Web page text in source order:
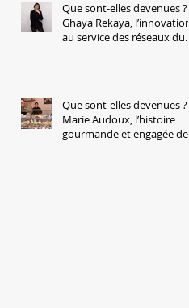
Que sont-elles devenues ?
Ghaya Rekaya, l’innovation
au service des réseaux du
Que sont-elles devenues ?
Marie Audoux, l’histoire
gourmande et engagée de